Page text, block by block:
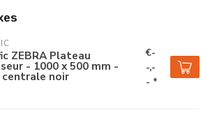
ZEBRA Plateau
- 1000 x 500 mm -
noir
€-
-,-
- *